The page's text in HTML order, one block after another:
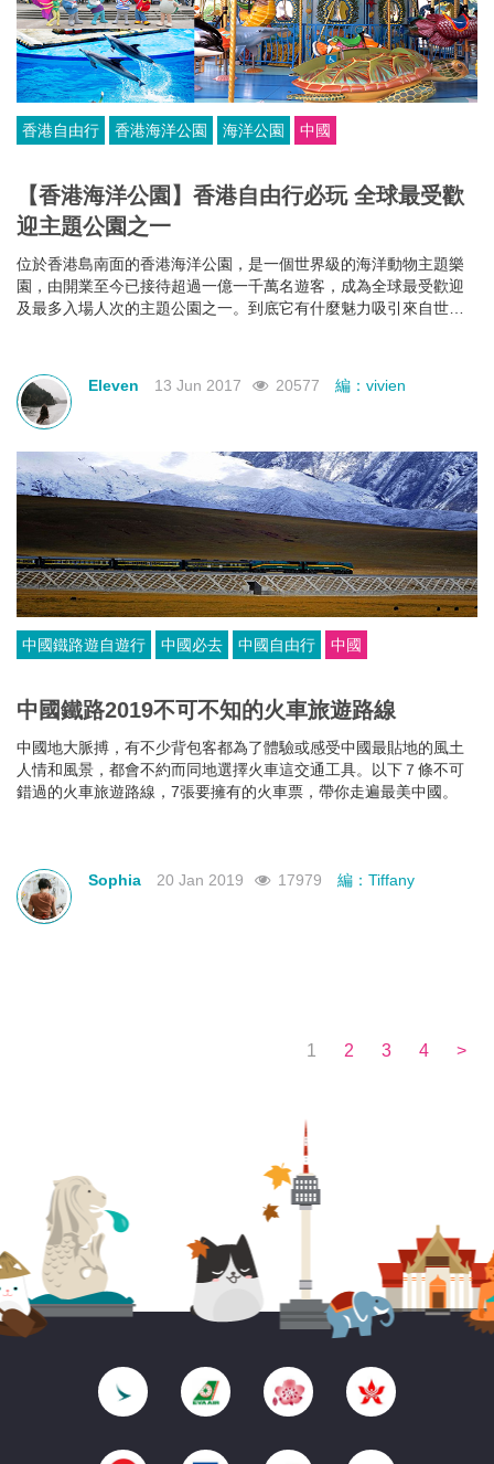
香港自由行 香港海洋公園 海洋公園 中國
【香港海洋公園】香港自由行必玩 全球最受歡
迎主題公園之一
位於香港島南面的香港海洋公園，是一個世界級的海洋動物主題樂
園，由開業至今已接待超過一億一千萬名遊客，成為全球最受歡迎
及最多入場人次的主題公園之一。到底它有什麼魅力吸引來自世界
Eleven 13 Jun 2017 20577 編：vivien
中國鐵路遊自遊行 中國必去 中國自由行 中國
中國鐵路2019不可不知的火車旅遊路線
中國地大脈搏，有不少背包客都為了體驗或感受中國最貼地的風土
人情和風景，都會不約而同地選擇火車這交通工具。以下７條不可
錯過的火車旅遊路線，7張要擁有的火車票，帶你走遍最美中國。
Sophia 20 Jan 2019 17979 編：Tiffany
1 2 3 4 >